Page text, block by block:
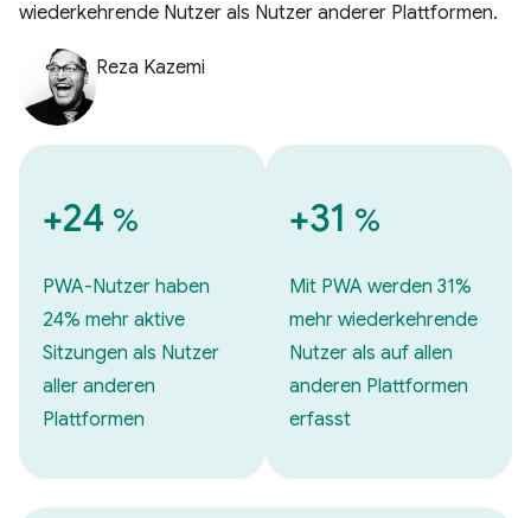
wiederkehrende Nutzer als Nutzer anderer Plattformen.
Reza Kazemi
+24 %
PWA-Nutzer haben
24% mehr aktive
Sitzungen als Nutzer
aller anderen
Plattformen
+31 %
Mit PWA werden 31%
mehr wiederkehrende
Nutzer als auf allen
anderen Plattformen
erfasst